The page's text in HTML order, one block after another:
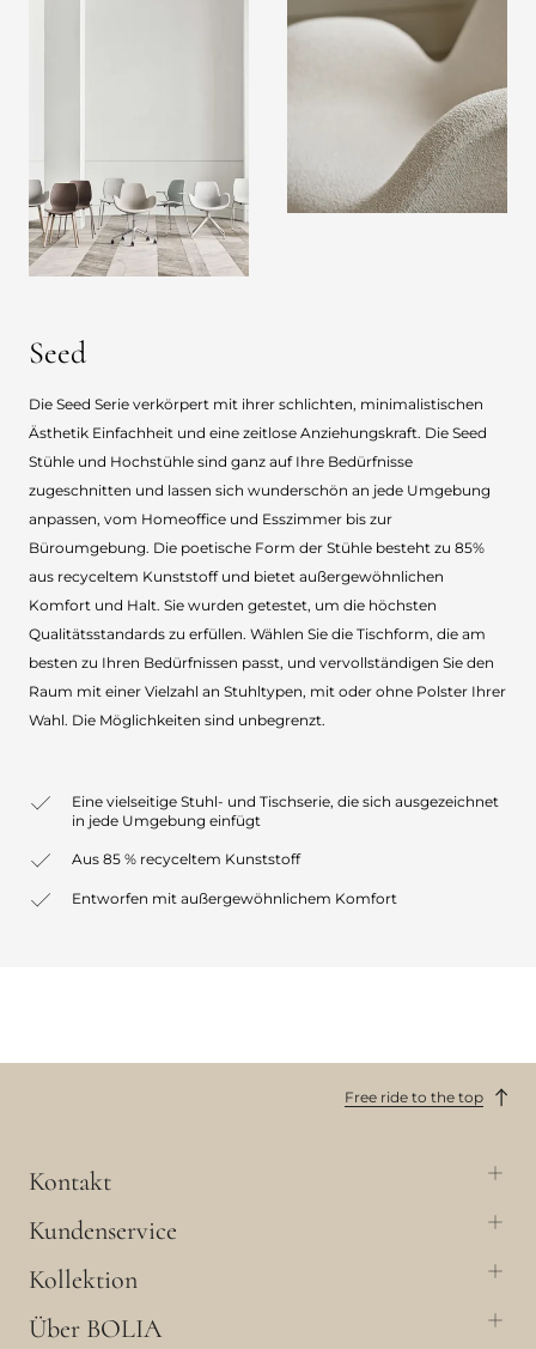
Seed
Die Seed Serie verkörpert mit ihrer schlichten, minimalistischen
Ästhetik Einfachheit und eine zeitlose Anziehungskraft. Die Seed
Stühle und Hochstühle sind ganz auf Ihre Bedürfnisse
zugeschnitten und lassen sich wunderschön an jede Umgebung
anpassen, vom Homeoffice und Esszimmer bis zur
Büroumgebung. Die poetische Form der Stühle besteht zu 85%
aus recyceltem Kunststoff und bietet außergewöhnlichen
Komfort und Halt. Sie wurden getestet, um die höchsten
Qualitätsstandards zu erfüllen. Wählen Sie die Tischform, die am
besten zu Ihren Bedürfnissen passt, und vervollständigen Sie den
Raum mit einer Vielzahl an Stuhltypen, mit oder ohne Polster Ihrer
Wahl. Die Möglichkeiten sind unbegrenzt.
Eine vielseitige Stuhl- und Tischserie, die sich ausgezeichnet
in jede Umgebung einfügt
Aus 85 % recyceltem Kunststoff
Entworfen mit außergewöhnlichem Komfort
Free ride to the top
Kontakt
Kundenservice
Kollektion
Über BOLIA